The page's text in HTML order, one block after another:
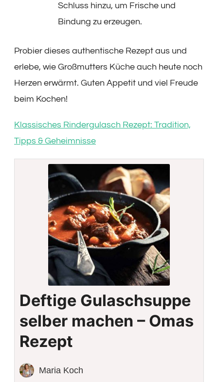
Schluss hinzu, um Frische und
Bindung zu erzeugen.
Probier dieses authentische Rezept aus und
erlebe, wie Großmutters Küche auch heute noch
Herzen erwärmt. Guten Appetit und viel Freude
beim Kochen!
Klassisches Rindergulasch Rezept: Tradition,
Tipps & Geheimnisse
Deftige Gulaschsuppe
selber machen – Omas
Rezept
Maria Koch